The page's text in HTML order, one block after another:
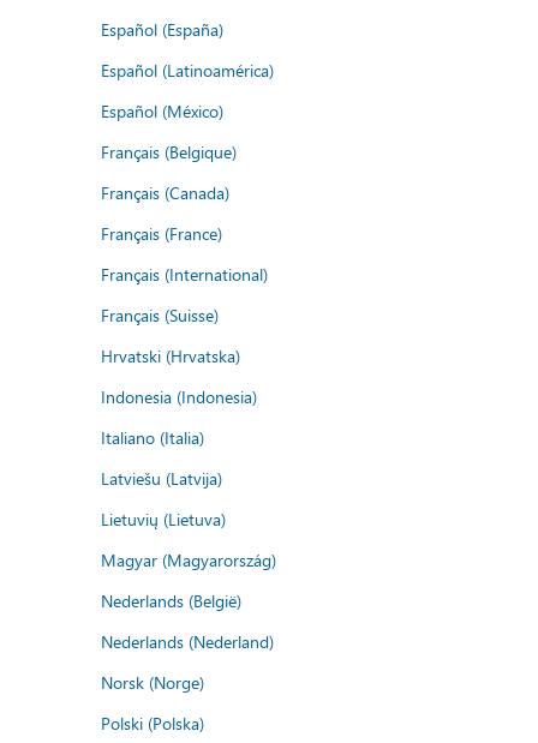
Español (España)
Español (Latinoamérica)
Español (México)
Français (Belgique)
Français (Canada)
Français (France)
Français (International)
Français (Suisse)
Hrvatski (Hrvatska)
Indonesia (Indonesia)
Italiano (Italia)
Latviešu (Latvija)
Lietuvių (Lietuva)
Magyar (Magyarország)
Nederlands (België)
Nederlands (Nederland)
Norsk (Norge)
Polski (Polska)